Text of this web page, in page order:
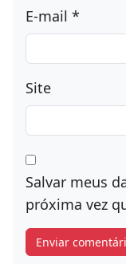
E-mail *
Site
Salvar meus
próxima vez